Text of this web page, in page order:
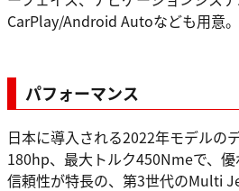
CarPlay/Android Autoなども用意。
パフォーマンス
日本に導入される2022年モデルの
180hp、最大トルク450Nmeで、優
信頼性が特長の、第3世代のMulti